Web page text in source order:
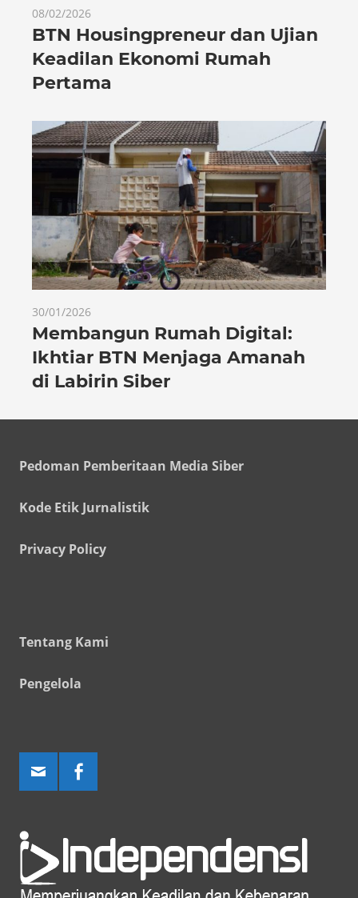
08/02/2026
BTN Housingpreneur dan Ujian
Keadilan Ekonomi Rumah
Pertama
30/01/2026
Membangun Rumah Digital:
Ikhtiar BTN Menjaga Amanah
di Labirin Siber
Pedoman Pemberitaan Media Siber
Kode Etik Jurnalistik
Privacy Policy
Tentang Kami
Pengelola